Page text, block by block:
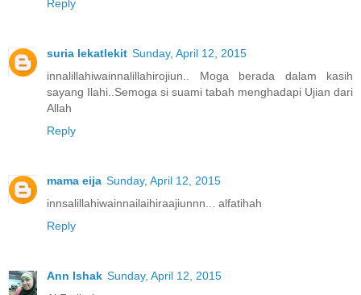
Reply
suria lekatlekit Sunday, April 12, 2015
innalillahiwainnalillahirojiun.. Moga berada dalam kasih
sayang Ilahi..Semoga si suami tabah menghadapi Ujian dari
Allah
Reply
mama eija Sunday, April 12, 2015
innsalillahiwainnailaihiraajiunnn... alfatihah
Reply
Ann Ishak Sunday, April 12, 2015